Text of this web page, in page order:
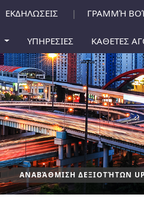
ΕΚΔΗΛΩΣΕΙΣ | ΓΡΑΜΜΉ
ΥΠΗΡΕΣΙΕΣ ΚΑΘΕΤΕΣ
ΑΝΑΒΆΘΜΙΣΗ ΔΕΞΙΟΤΉΤΩΝ